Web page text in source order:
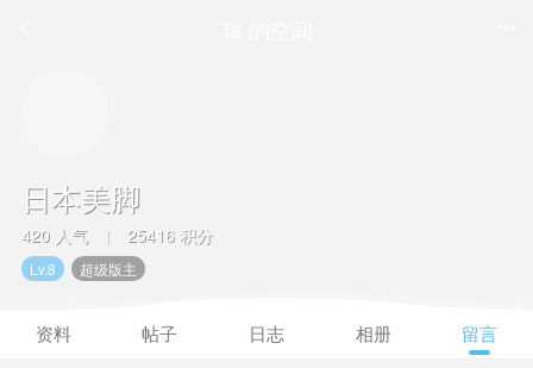
日本美脚
420 人气 | 25416 积分
Lv.8 超级版主
资料 帖子 日志 相册 留言